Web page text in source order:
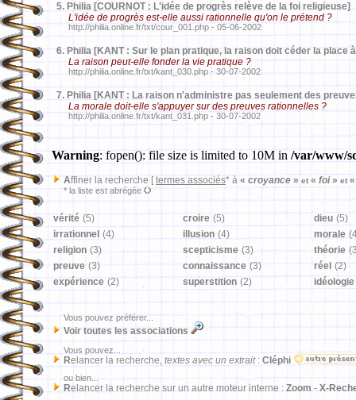
5. Philia [COURNOT : L'idée de progrès relève de la foi religieuse]
L'idée de progrès est-elle aussi rationnelle qu'on le prétend ?
http://philia.online.fr/txt/cour_001.php - 05-06-2002
6. Philia [KANT : Sur le plan pratique, la raison doit céder la place
La raison peut-elle fonder la vie pratique ?
http://philia.online.fr/txt/kant_030.php - 30-07-2002
7. Philia [KANT : La raison n'administre pas seulement des
La morale doit-elle s'appuyer sur des preuves rationnelles ?
http://philia.online.fr/txt/kant_031.php - 30-07-2002
Warning: fopen(): file size is limited to 10M in /var/www/
Affiner la recherche [ termes associés* à « croyance » et « foi» et «
* la liste est abrégée
vérité (5) croire (5) dieu (5)
irrationnel (4) illusion (4) morale
religion (3) scepticisme (3) théorie
preuve (3) connaissance (3) réel (2)
expérience (2) superstition (2) idéologie
Vous pouvez préférer...
Voir toutes les associations
Vous pouvez...
Relancer la recherche, textes avec un extrait: Cléphi
ou bien...
Relancer la recherche sur un autre moteur interne : Zoom - X-